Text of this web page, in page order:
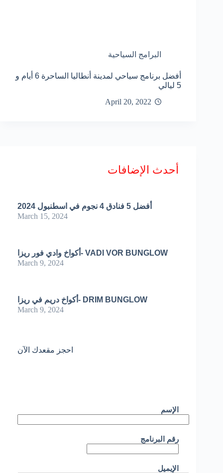
البرامج السياحية
أفضل برنامج سياحي لمدينة أنطاليا الساحرة 6 أيام و
5 ليالي
April 20, 2022
أحدث الإضافات
أفضل 5 فنادق 4 نجوم في اسطنبول 2024
March 15, 2024
أكواخ وادي فور ريزا- VADI VOR BUNGLOW
March 9, 2024
أكواخ دريم في ريزا- DRIM BUNGLOW
March 9, 2024
احجز مقعدك الآن
الإسم
رقم البرنامج
الإيميل